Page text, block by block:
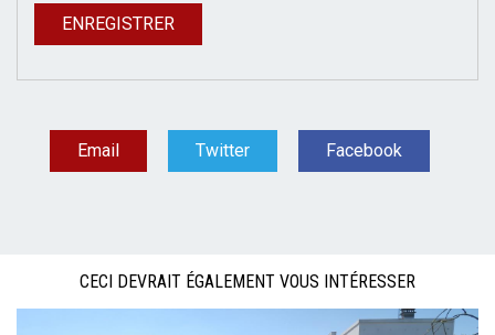
Email Twitter Facebook
CECI DEVRAIT ÉGALEMENT VOUS INTÉRESSER